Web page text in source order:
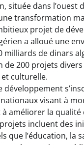
située dans l’ouest
transformation
projet de
a alloué une
milliards de dinars
de 200 projets
culturelle.
développement
visant à
améliorer la qualité
incluent des
que l’éducation, la